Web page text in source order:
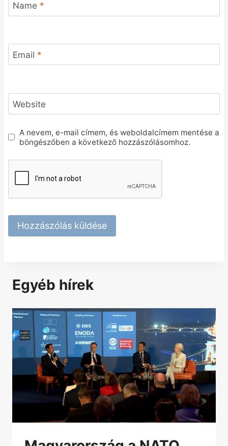
Name *
Email *
Website
A nevem, e-mail címem, és weboldalcímem mentése a
böngészőben a következő hozzászólásomhoz.
Egyéb hírek